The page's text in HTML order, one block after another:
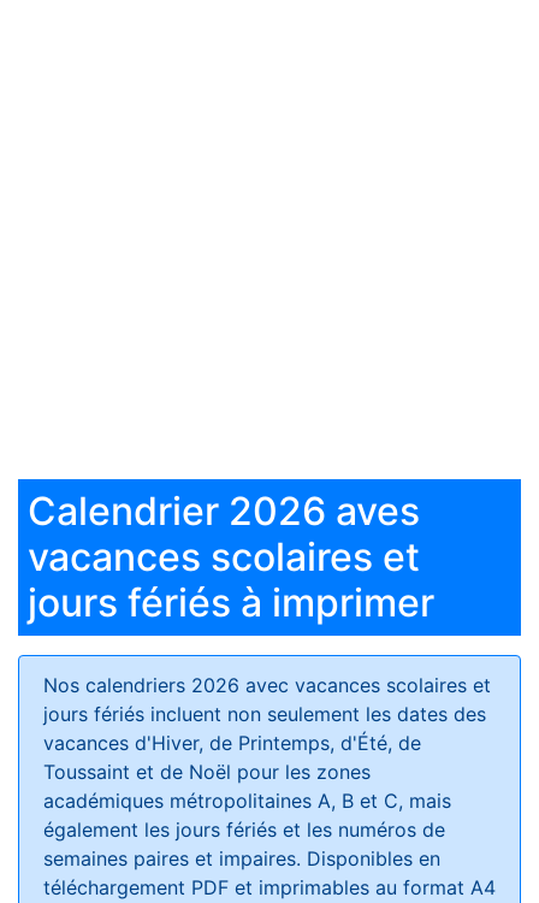
Calendrier 2026 aves
vacances scolaires et
jours fériés à imprimer
Nos calendriers 2026 avec vacances scolaires et
jours fériés incluent non seulement les dates des
vacances d'Hiver, de Printemps, d'Été, de
Toussaint et de Noël pour les zones
académiques métropolitaines A, B et C, mais
également les jours fériés et les numéros de
semaines paires et impaires. Disponibles en
téléchargement PDF et imprimables au format A4